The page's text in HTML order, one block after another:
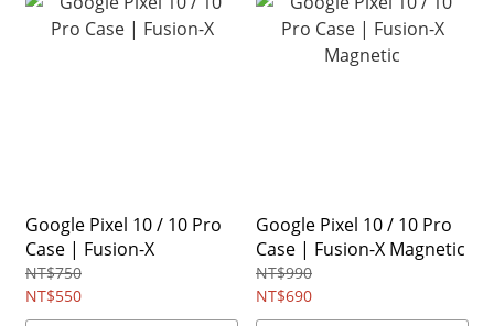
Google Pixel 10 / 10 Pro
Case | Fusion-X
NT$750
NT$550
Google Pixel 10 / 10 Pro
Case | Fusion-X Magnetic
NT$990
NT$690